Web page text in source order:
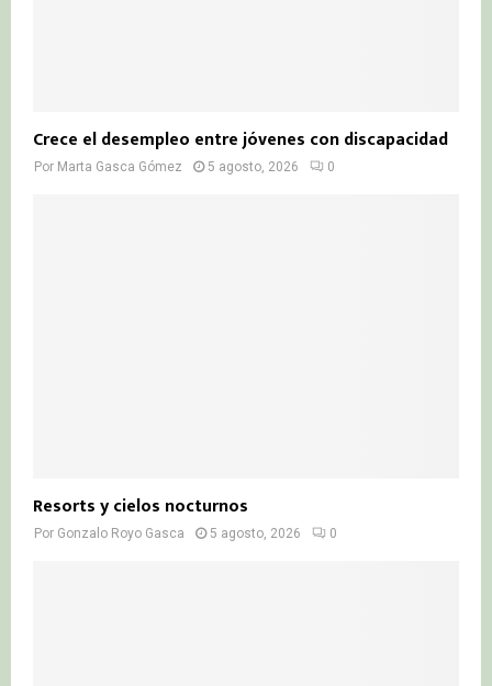
Crece el desempleo entre jóvenes con discapacidad
Por Marta Gasca Gómez 5 agosto, 2026 0
Resorts y cielos nocturnos
Por Gonzalo Royo Gasca 5 agosto, 2026 0